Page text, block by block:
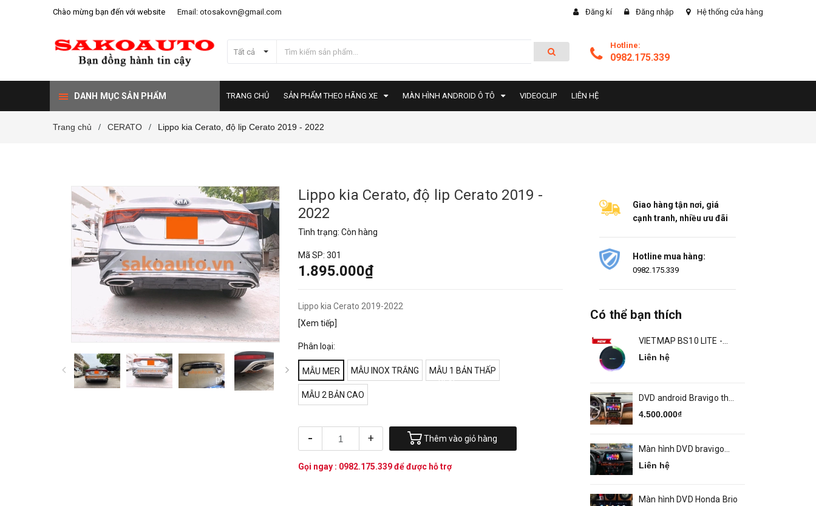
Chào mừng bạn đến với website Email: otosakovn@gmail.com Đăng kí Đăng nhập Hệ thống cửa hàng
Tất cả
Hotline:
0982.175.339
DANH MỤC SẢN PHẨM TRANG CHỦ SẢN PHẨM THEO HÃNG XE MÀN HÌNH ANDROID Ô TÔ VIDEOCLIP LIÊN HỆ
Trang chủ / CERATO / Lippo kia Cerato, độ lip Cerato 2019 - 2022
prev next
Lippo kia Cerato, độ lip Cerato 2019 -
2022
Tình trạng: Còn hàng
Mã SP: 301
1.895.000₫
Lippo kia Cerato 2019-2022
[Xem tiếp]
Phân loại:
MẪU MER MẪU INOX TRẮNG MẪU 1 BẢN THẤP
MẪU 2 BẢN CAO
- + Thêm vào giỏ hàng
Gọi ngay : 0982.175.339để được hỗ trợ
Giao hàng tận nơi, giá
cạnh tranh, nhiều ưu đãi
Hotline mua hàng:
0982.175.339
Có thể bạn thích
VIETMAP BS10 LITE -
ANDROID BOX Ô TÔ
Liên hệ
DVD android Bravigo theo
xe Camry 2014 2018
4.500.000₫
Màn hình DVD bravigo
theo xe MAZDA 6
Liên hệ
Màn hình DVD Honda Brio